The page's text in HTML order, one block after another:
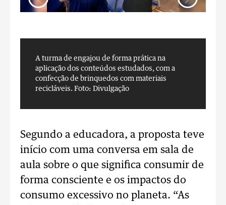
A turma de engajou de forma prática na
aplicação dos conteúdos estudados, com a
confecção de brinquedos com materiais
recicláveis. Foto: Divulgação
Segundo a educadora, a proposta teve
início com uma conversa em sala de
aula sobre o que significa consumir de
forma consciente e os impactos do
consumo excessivo no planeta. “As